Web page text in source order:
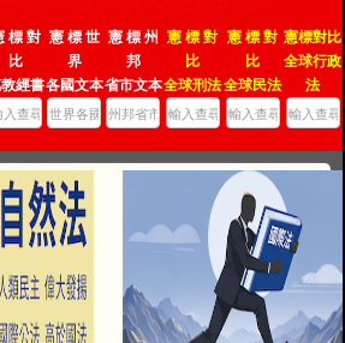
標 對
比
經書
憲 標 世
界
各國文本
憲 標 州
邦
省市文本
憲 標 對
比
全球刑法
憲 標 對
比
全球民法
憲標對比
全球行政
法